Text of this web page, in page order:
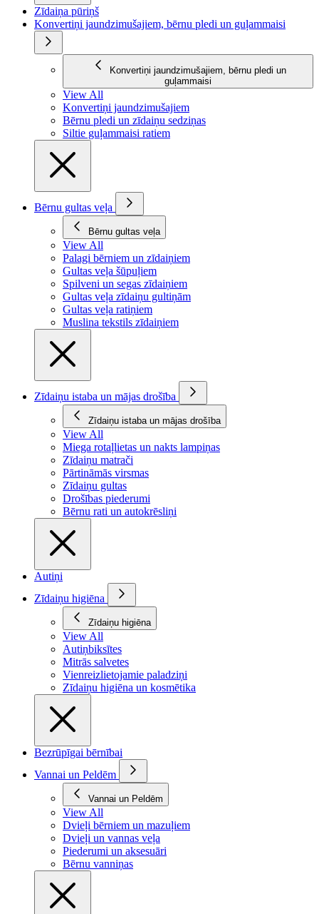
Zīdaiņa pūriņš
Konvertiņi jaundzimušajiem, bērnu pledi un guļammaisi
Konvertiņi jaundzimušajiem, bērnu pledi un
guļammaisi
View All
Konvertiņi jaundzimušajiem
Bērnu pledi un zīdaiņu sedziņas
Siltie guļammaisi ratiem
Bērnu gultas veļa
Bērnu gultas veļa
View All
Palagi bērniem un zīdaiņiem
Gultas veļa šūpuļiem
Spilveni un segas zīdaiņiem
Gultas veļa zīdaiņu gultiņām
Gultas veļa ratiņiem
Muslina tekstils zīdaiņiem
Zīdaiņu istaba un mājas drošība
Zīdaiņu istaba un mājas drošība
View All
Miega rotaļlietas un nakts lampiņas
Zīdaiņu matrači
Pārtināmās virsmas
Zīdaiņu gultas
Drošības piederumi
Bērnu rati un autokrēsliņi
Autiņi
Zīdaiņu higiēna
Zīdaiņu higiēna
View All
Autiņbiksītes
Mitrās salvetes
Vienreizlietojamie paladziņi
Zīdaiņu higiēna un kosmētika
Bezrūpīgai bērnībai
Vannai un Peldēm
Vannai un Peldēm
View All
Dvieļi bērniem un mazuļiem
Dvieļi un vannas veļa
Piederumi un aksesuāri
Bērnu vanniņas